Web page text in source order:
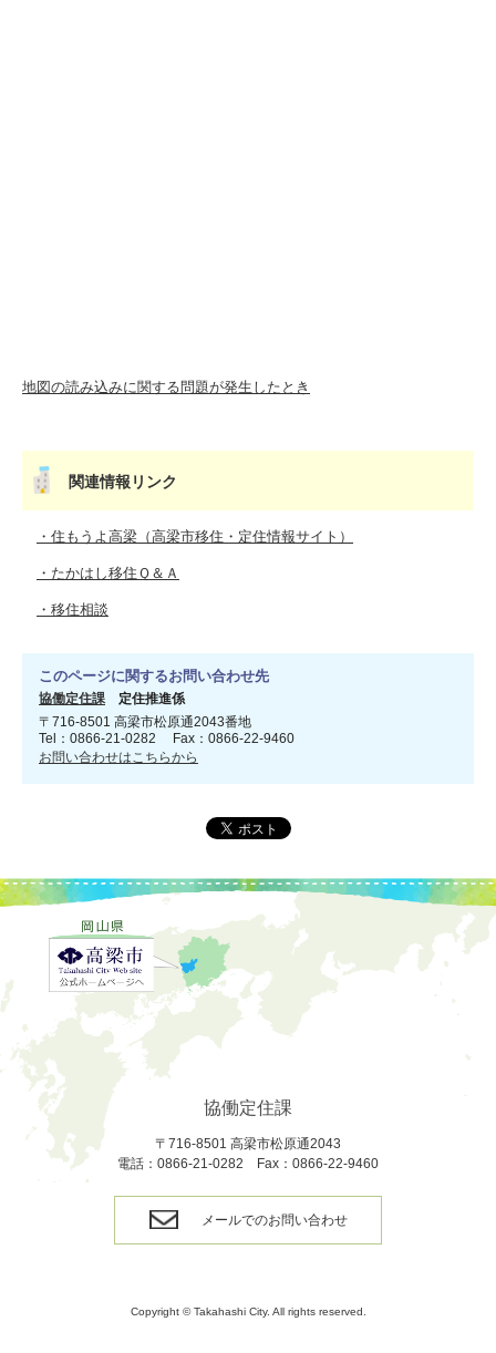
地図の読み込みに関する問題が発生したとき
関連情報リンク
・住もうよ高梁（高梁市移住・定住情報サイト）
・たかはし移住Ｑ＆Ａ
・移住相談
このページに関するお問い合わせ先
協働定住課 定住推進係
〒716-8501 高梁市松原通2043番地
Tel：0866-21-0282 Fax：0866-22-9460
お問い合わせはこちらから
協働定住課
〒716-8501 高梁市松原通2043
電話：0866-21-0282 Fax：0866-22-9460
メールでのお問い合わせ
Copyright © Takahashi City. All rights reserved.